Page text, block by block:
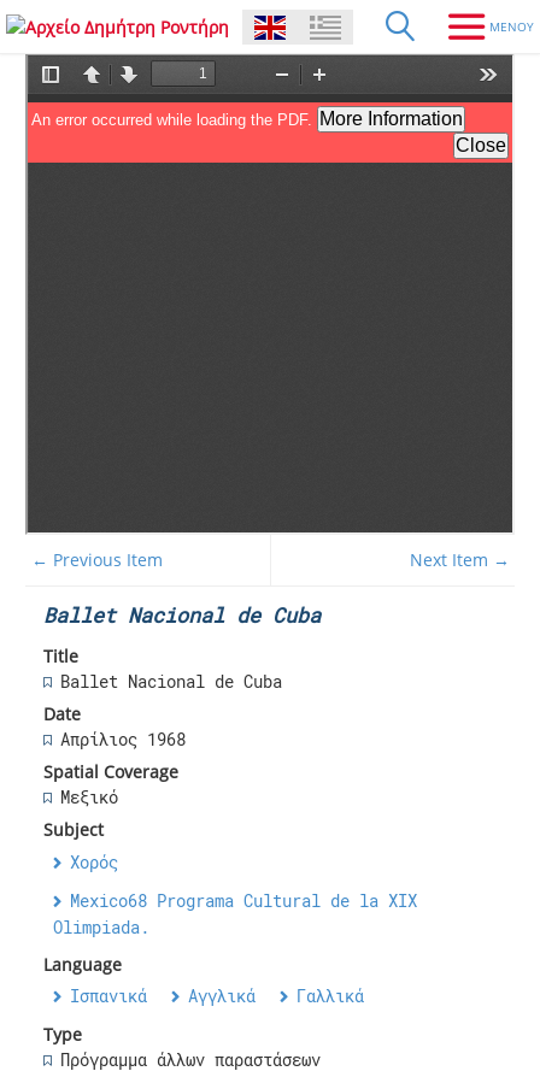
← Previous Item Next Item →
Ballet Nacional de Cuba
Title
Ballet Nacional de Cuba
Date
Απρίλιος 1968
Spatial Coverage
Μεξικό
Subject
Χορός
Mexico68 Programa Cultural de la XIX
Olimpiada.
Language
Ισπανικά
Αγγλικά
Γαλλικά
Type
Πρόγραμμα άλλων παραστάσεων